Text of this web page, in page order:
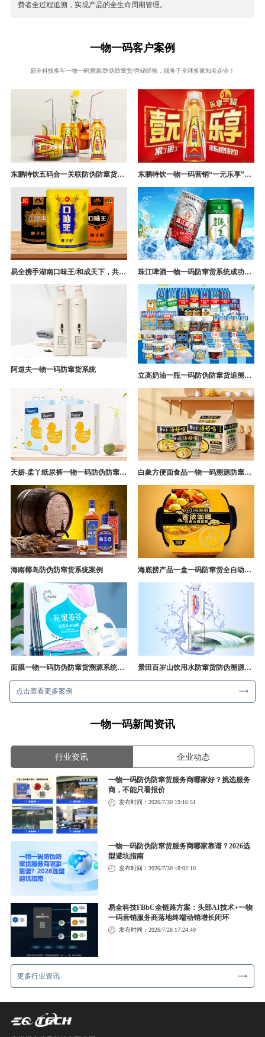
费者全过程追溯，实现产品的全生命周期管理。
一物一码客户案例
易全科技多年一物一码溯源/防伪防窜货/营销经验，服务于全球多家知名企业！
东鹏特饮五码合一关联防伪防窜货追溯系统成功案例 东鹏特饮一物一码营销“一元乐享”案例分析
易全携手湖南口味王/和成天下，共构槟榔一袋一码防伪防窜货营销系统 珠江啤酒一物一码防窜货系统成功案例
阿道夫一物一码防窜货系统
立高奶油一瓶一码防伪防窜货追溯系统解决方案
天娇-柔丫纸尿裤一物一码防伪防窜货追溯系统案例 白象方便面食品一物一码溯源防窜货解决方案
海南椰岛防伪防窜货系统案例 海底捞产品一盒一码防窜货全自动产线追溯方案
面膜一物一码防伪防窜货溯源系统开发 景田百岁山饮用水防窜货防伪溯源成功案例
点击查看更多案例
一物一码新闻资讯
行业资讯 企业动态
一物一码防伪防窜货服务商哪家好？挑选服务
商，不能只看报价
发布时间：2026/7/30 19:16:51
一物一码防伪防窜货服务商哪家靠谱？2026选
型避坑指南
发布时间：2026/7/30 18:02:10
易全科技FBbC全链路方案：头部AI技术+一物
一码营销服务商落地终端动销增长闭环
发布时间：2026/7/28 17:24:49
更多行业资讯